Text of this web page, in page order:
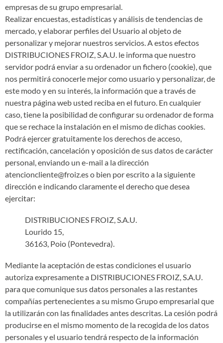
empresas de su grupo empresarial.
Realizar encuestas, estadísticas y análisis de tendencias de
mercado, y elaborar perfiles del Usuario al objeto de
personalizar y mejorar nuestros servicios. A estos efectos
DISTRIBUCIONES FROIZ, S.A.U. le informa que nuestro
servidor podrá enviar a su ordenador un fichero (cookie), que
nos permitirá conocerle mejor como usuario y personalizar, de
este modo y en su interés, la información que a través de
nuestra página web usted reciba en el futuro. En cualquier
caso, tiene la posibilidad de configurar su ordenador de forma
que se rechace la instalación en el mismo de dichas cookies.
Podrá ejercer gratuitamente los derechos de acceso,
rectificación, cancelación y oposición de sus datos de carácter
personal, enviando un e-mail a la dirección
atencioncliente@froiz.eso bien por escrito a la siguiente
dirección e indicando claramente el derecho que desea
ejercitar:
DISTRIBUCIONES FROIZ, S.A.U.
Lourido 15,
36163, Poio (Pontevedra).
Mediante la aceptación de estas condiciones el usuario
autoriza expresamente a DISTRIBUCIONES FROIZ, S.A.U.
para que comunique sus datos personales a las restantes
compañías pertenecientes a su mismo Grupo empresarial que
la utilizarán con las finalidades antes descritas. La cesión podrá
producirse en el mismo momento de la recogida de los datos
personales y el usuario tendrá respecto de la información